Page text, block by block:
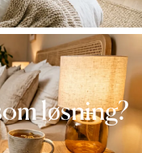
løsning?